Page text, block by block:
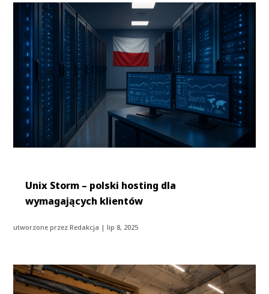
Unix Storm – polski hosting dla
wymagających klientów
utworzone przezRedakcja |lip 8, 2025